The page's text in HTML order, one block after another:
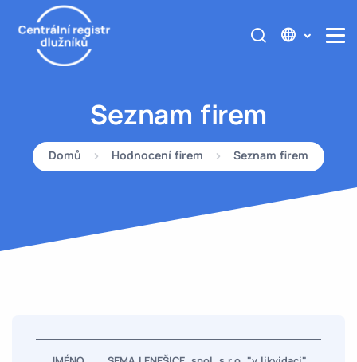
Seznam firem
Domů Hodnocení firem Seznam firem